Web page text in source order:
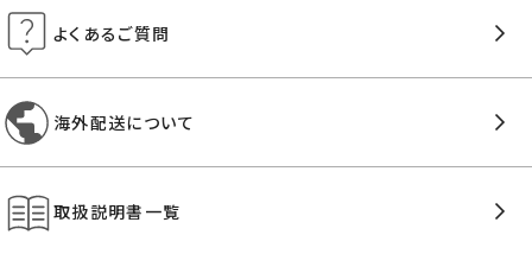
よくあるご質問
海外配送について
取扱説明書一覧